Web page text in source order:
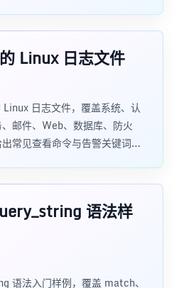
Linux 日志文件
日志文件，覆盖系统、认
邮件、Web、数据库、防火
常见查看命令与告警关键词建
语法样
语法入门样例，覆盖 match、